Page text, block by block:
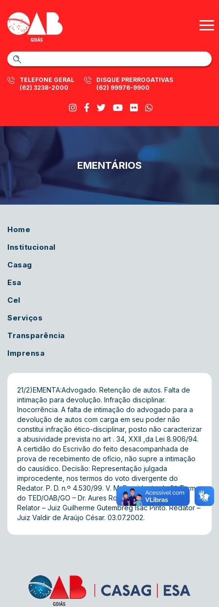
TELEFONE GERAL
(62) 3238-2000
DISQUE PRERROGATIVAS
(62) 99976-9900
EMENTÁRIOS
Home
Institucional
Casag
Esa
Cel
Serviços
Transparência
Imprensa
21/2)EMENTA:Advogado. Retenção de autos. Falta de
intimação para devolução. Infração disciplinar.
Inocorrência. A falta de intimação do advogado para a
devolução de autos com carga em seu poder não
constitui infração ético-disciplinar, posto não caracterizar
a abusividade prevista no art . 34, XXII ,da Lei 8.906/94.
A certidão do Escrivão do feito desacompanhada de
prova de recebimento de ofício, não supre a intimação
do causídico. Decisão: Representação julgada
improcedente, nos termos do voto divergente do
Redator. P. D. n.º 4.530/99. V. M. Presidente da 2ª Turma
do TED/OAB/GO – Dr. Aures Rosa do Espirito Santo.
Relator – Juiz Guilherme Gutembreg Isac Pinto. Redator –
Juiz Valdir de Araújo César. 03.07.2002.